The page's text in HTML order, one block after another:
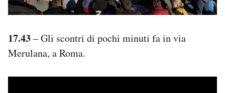
17.43– Gli scontri di pochi minuti fa in via
Merulana, a Roma.